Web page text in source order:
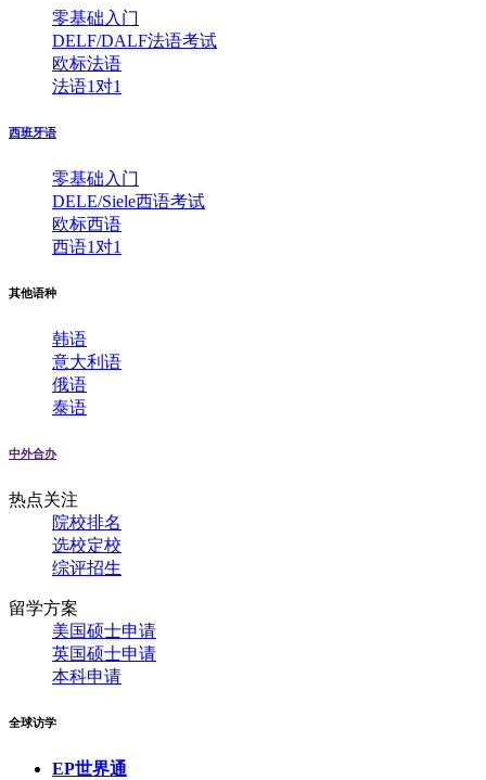
零基础入门
DELF/DALF法语考试
欧标法语
法语1对1
西班牙语
零基础入门
DELE/Siele西语考试
欧标西语
西语1对1
其他语种
韩语
意大利语
俄语
泰语
中外合办
热点关注
院校排名
选校定校
综评招生
留学方案
美国硕士申请
英国硕士申请
本科申请
全球访学
EP世界通